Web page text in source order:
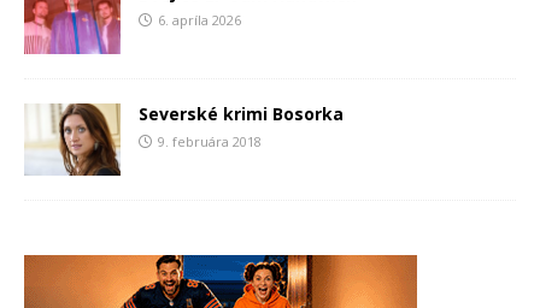
6. apríla 2026
Severské krimi Bosorka
9. februára 2018